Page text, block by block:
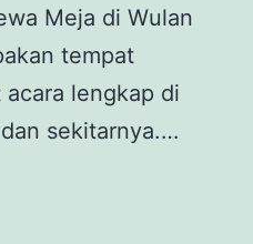
Meja di Wulan
tempat
lengkap di
sekitarnya.…